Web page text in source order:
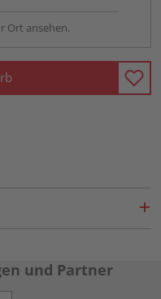
Ort ansehen.
und Partner